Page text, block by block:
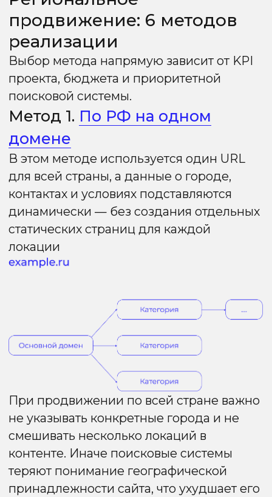
в себя топоним в мета-тегах и контенте,
который заточен под соответствующий
регион.
На посадочных страницах
рекомендуется использовать контактную
информацию и прочие коммерческие
факторы в соответствии с локацией
продвижения.
Применимость:
Недостатки
выделять
дополнительный
бюджет
Могут возникать
проблемы
с региональным
позиционированием
всего сайта
с индексацией
сайта
В рамках
страницы
охватывается
только одна
услуга, нужно
дублировать
страницу для
множества
регионов
Легче отвечает
на ГНЗ и ГЗ
должен быть